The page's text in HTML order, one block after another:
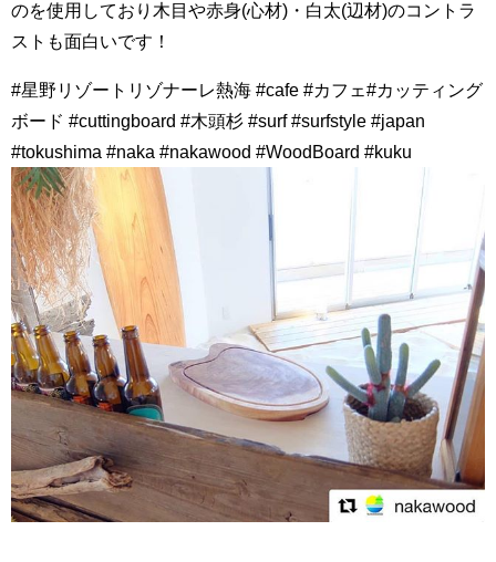
のを使用しており木目や赤身(心材)・白太(辺材)のコントラ
ストも面白いです！
#星野リゾートリゾナーレ熱海 #cafe #カフェ#カッティング
ボード #cuttingboard #木頭杉 #surf #surfstyle #japan
#tokushima #naka #nakawood #WoodBoard #kuku